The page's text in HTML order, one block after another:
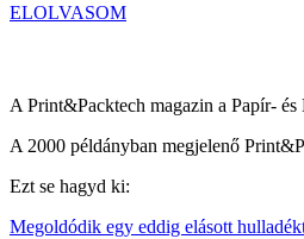
ELOLVASOM
A Print&Packtech magazin a Papír-
A 2000 példányban megjelenő
Ezt se hagyd ki:
Megoldódik egy eddig elásott